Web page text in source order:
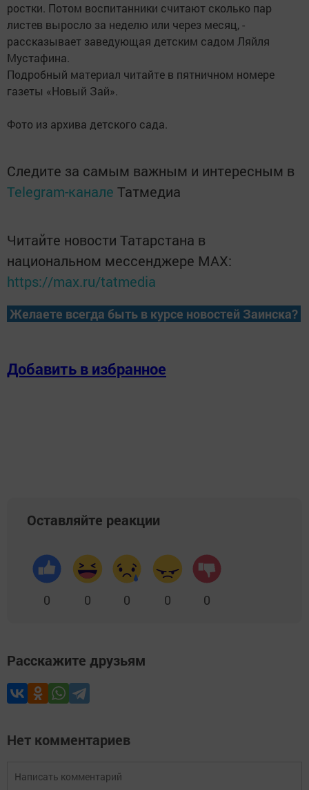
ростки. Потом воспитанники считают сколько пар
листев выросло за неделю или через месяц, -
рассказывает заведующая детским садом Ляйля
Мустафина.
Подробный материал читайте в пятничном номере
газеты «Новый Зай».
Фото из архива детского сада.
Следите за самым важным и интересным в
Telegram-канале Татмедиа
Читайте новости Татарстана в
национальном мессенджере MАХ:
https://max.ru/tatmedia
Желаете всегда быть в курсе новостей Заинска?
Добавить в избранное
Оставляйте реакции
0 0 0 0 0
Расскажите друзьям
Нет комментариев